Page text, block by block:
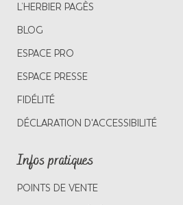
L’HERBIER PAGÈS
BLOG
ESPACE PRO
ESPACE PRESSE
FIDÉLITÉ
DÉCLARATION D'ACCESSIBILITÉ
Infos pratiques
POINTS DE VENTE